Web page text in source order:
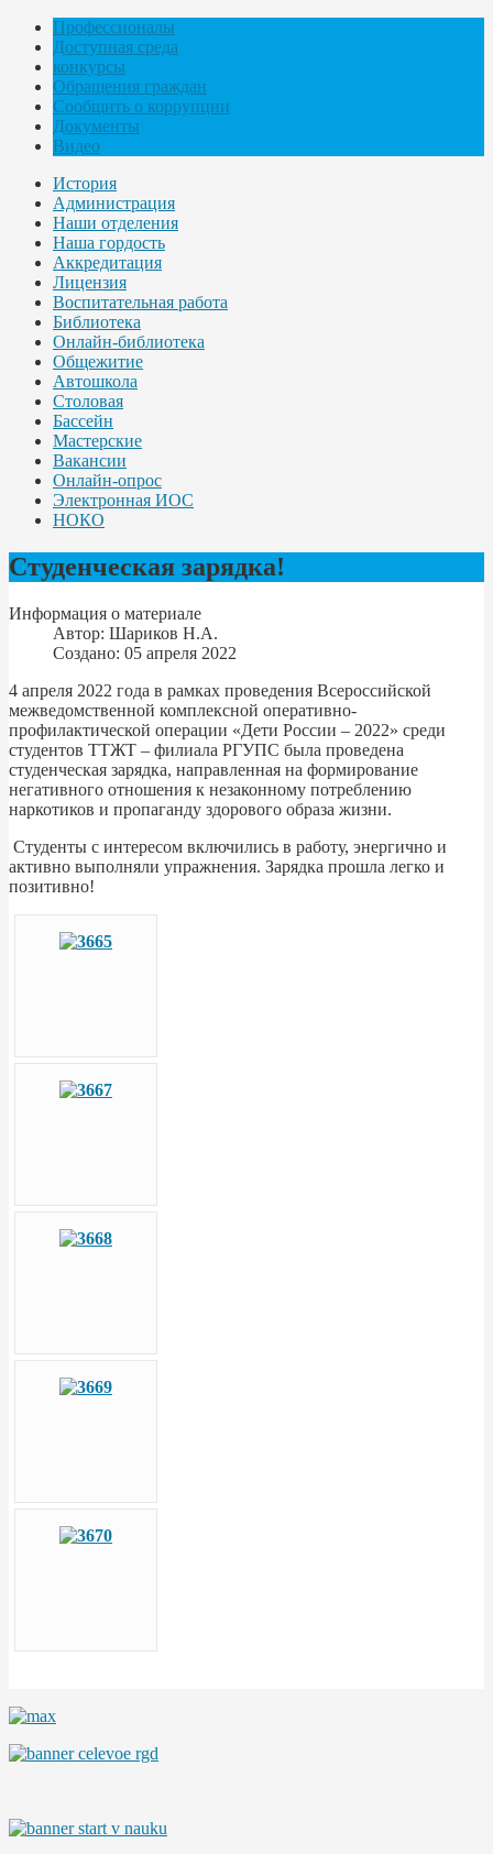
Профессионалы
Доступная среда
конкурсы
Обращения граждан
Сообщить о коррупции
Документы
Видео
История
Администрация
Наши отделения
Наша гордость
Аккредитация
Лицензия
Воспитательная работа
Библиотека
Онлайн-библиотека
Общежитие
Автошкола
Столовая
Бассейн
Мастерские
Вакансии
Онлайн-опрос
Электронная ИОС
НОКО
Студенческая зарядка!
Информация о материале
Автор: Шариков Н.А.
Создано: 05 апреля 2022
4 апреля 2022 года в рамках проведения Всероссийской
межведомственной комплексной оперативно-
профилактической операции «Дети России – 2022» среди
студентов ТТЖТ – филиала РГУПС была проведена
студенческая зарядка, направленная на формирование
негативного отношения к незаконному потреблению
наркотиков и пропаганду здорового образа жизни.
Студенты с интересом включились в работу, энергично и
активно выполняли упражнения. Зарядка прошла легко и
позитивно!